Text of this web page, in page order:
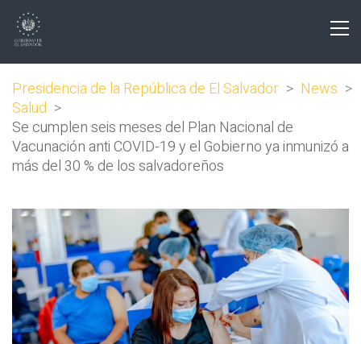
Presidencia de la República de El Salvador > News >
Salud >
Se cumplen seis meses del Plan Nacional de
Vacunación anti COVID-19 y el Gobierno ya inmunizó a
más del 30 % de los salvadoreños